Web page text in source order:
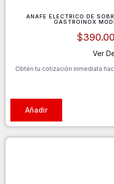
ANAFE ELECTRICO DE
GASTROINOX
$
Ver
Obtén tu cotización inmediata
Añadir